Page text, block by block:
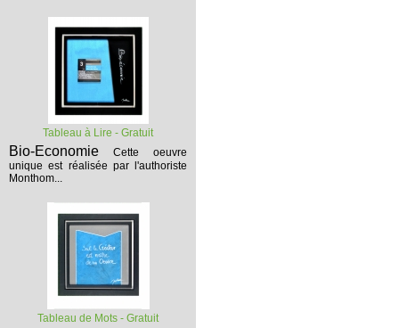
Tableau à Lire - Gratuit
Bio-Economie
Cette oeuvre
unique est réalisée par l'authoriste
Monthom...
Tableau de Mots - Gratuit